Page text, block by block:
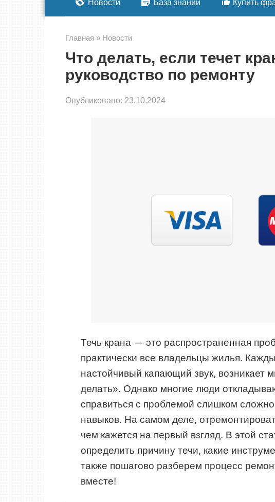
Новости База знаний Купить
Главная » Новости
Что делать, если течет
руководство по ремонту
Опубликовано: 23.10.2024
Течь крана — это распространенная
практически все владельцы жилья.
настойчивый капающий звук, возникает
делать». Однако многие люди
справиться с проблемой слишком
навыков. На самом деле,
чем кажется на первый взгляд. В этой
определить причину течи, какие
также пошагово разберем процесс
вместе!